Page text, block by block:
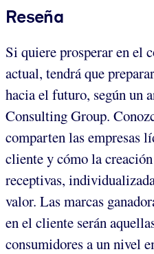
Reseña
Si quiere prosperar en el
actual, tendrá que
hacia el futuro, según un
Consulting Group.
comparten las empresas
cliente y cómo la
receptivas,
valor. Las marcas
en el cliente serán
consumidores a un nivel